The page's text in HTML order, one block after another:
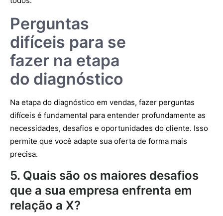
Perguntas
difíceis para se
fazer na etapa
do diagnóstico
Na etapa do diagnóstico em vendas, fazer perguntas
difíceis é fundamental para entender profundamente as
necessidades, desafios e oportunidades do cliente. Isso
permite que você adapte sua oferta de forma mais
precisa.
5. Quais são os maiores desafios
que a sua empresa enfrenta em
relação a X?